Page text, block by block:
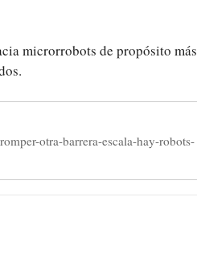
microrrobots de propósito más
otra-barrera-escala-hay-robots-